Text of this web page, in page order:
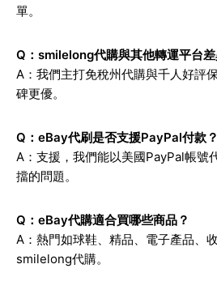
單。
Q：smilelong代購與其他轉運平台差
A：我們主打免稅州代購與千人好評
碑更優。
Q：eBay代刷是否支援PayPal付款？
A：支援，我們能以美國PayPal帳號
擋的問題。
Q：eBay代購適合買哪些商品？
A：熱門如球鞋、精品、電子產品、
smilelong代購。